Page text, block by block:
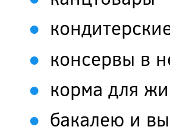
консервы в
корма для
бакалею и